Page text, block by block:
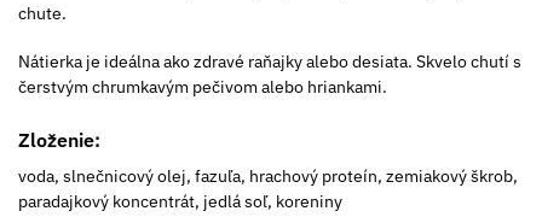
chute.
Nátierka je ideálna ako zdravé raňajky alebo desiata. Skvelo chutí s
čerstvým chrumkavým pečivom alebo hriankami.
Zloženie:
voda, slnečnicový olej, fazuľa, hrachový proteín, zemiakový škrob,
paradajkový koncentrát, jedlá soľ, koreniny